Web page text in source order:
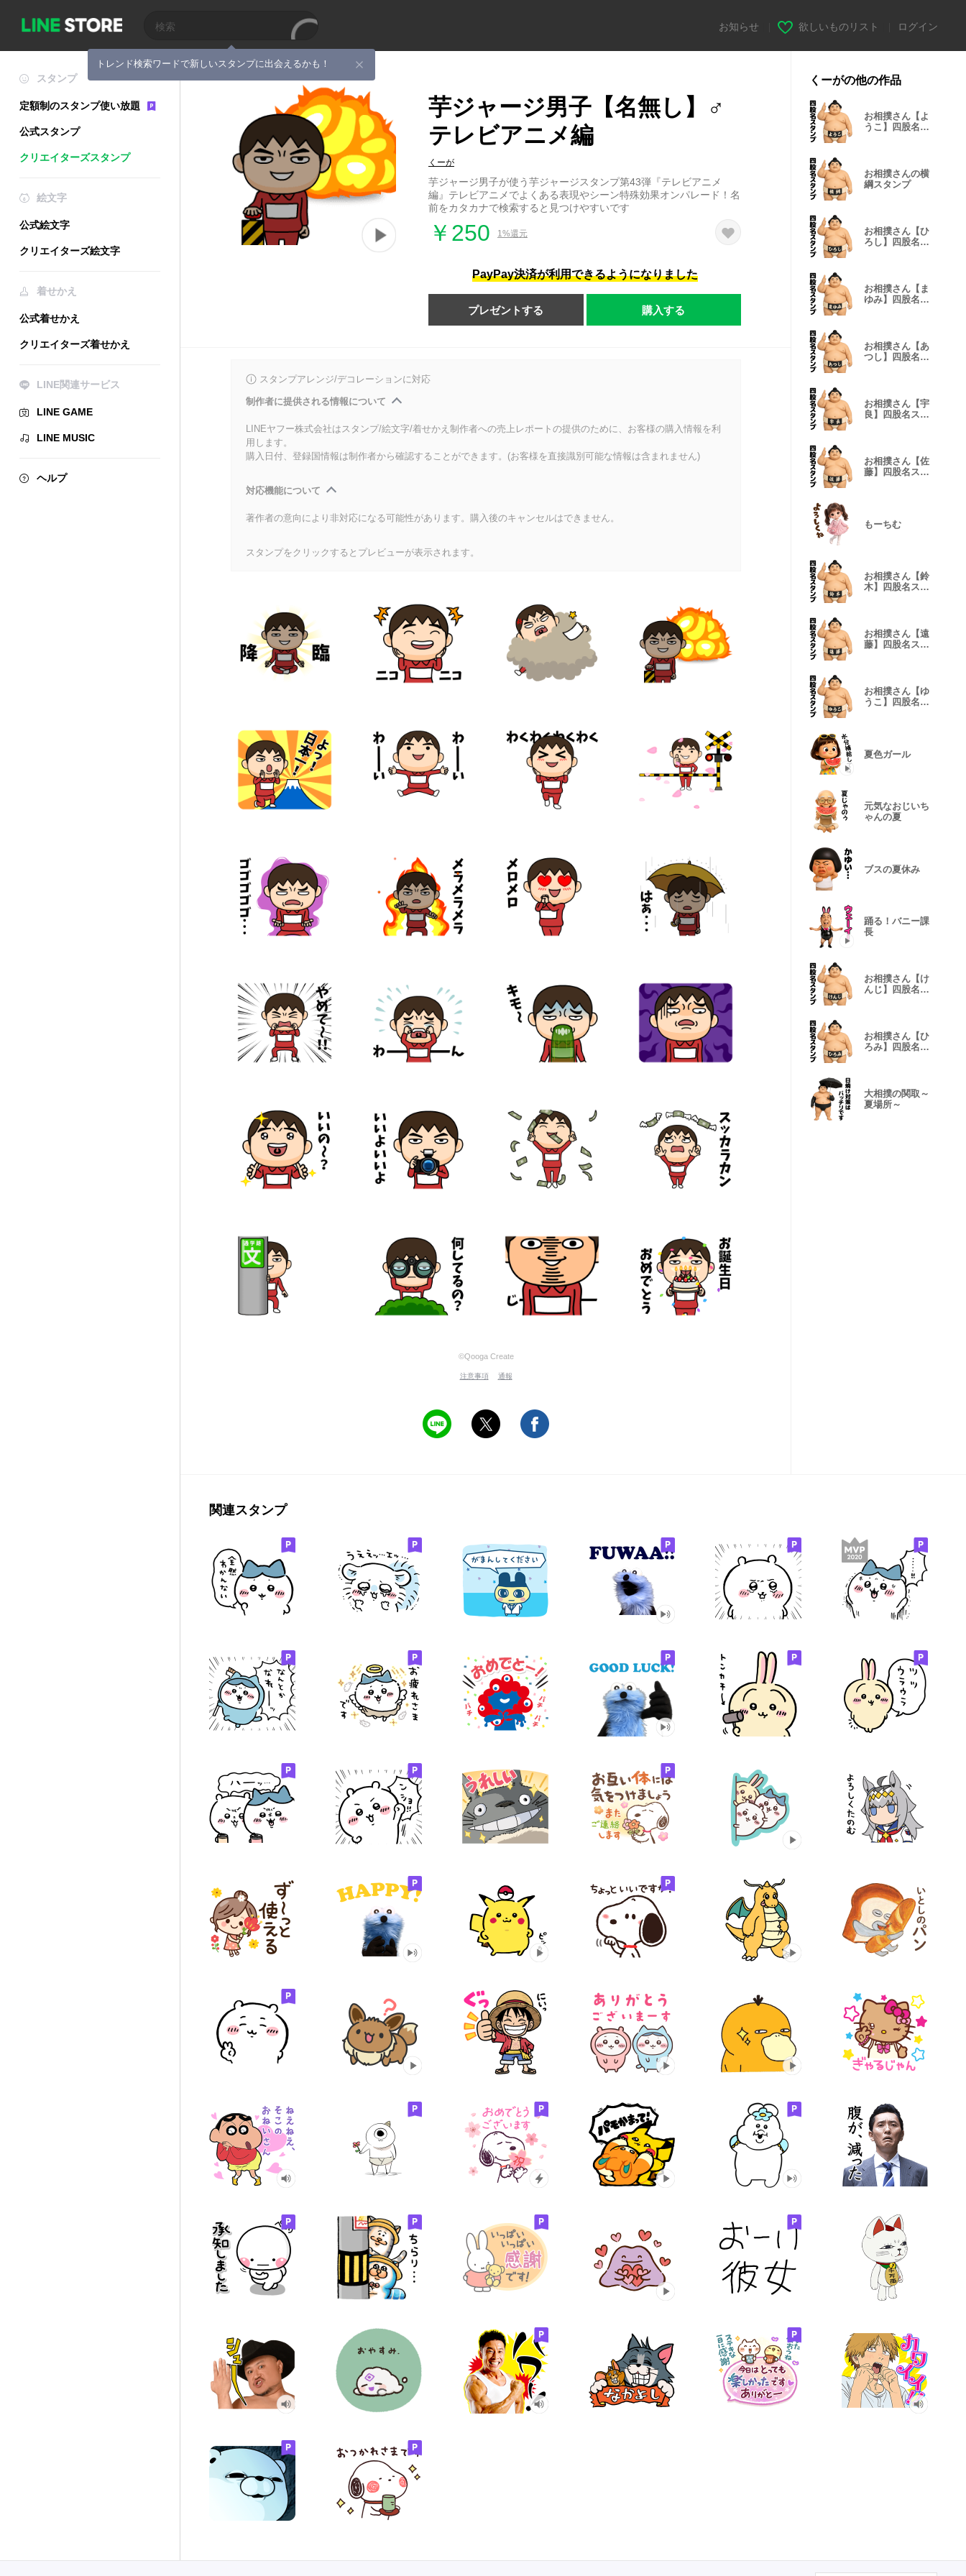
トレンド検索ワードで新しいスタンプに出会えるかも！
お知らせ 欲しいものリスト ログイン
スタンプ
定額制のスタンプ使い放題
公式スタンプ
クリエイターズスタンプ
絵文字
公式絵文字
クリエイターズ絵文字
着せかえ
公式着せかえ
クリエイターズ着せかえ
LINE関連サービス
LINE GAME
LINE MUSIC
ヘルプ
芋ジャージ男子【名無し】♂
テレビアニメ編
くーが
芋ジャージ男子が使う芋ジャージスタンプ第43弾『テレビアニメ
編』テレビアニメでよくある表現やシーン特殊効果オンパレード！名
前をカタカナで検索すると見つけやすいです
￥250 1%還元
PayPay決済が利用できるようになりました
プレゼントする 購入する
スタンプアレンジ/デコレーションに対応
制作者に提供される情報について
LINEヤフー株式会社はスタンプ/絵文字/着せかえ制作者への売上レポートの提供のために、お客様の購入情報を利
用します。
購入日付、登録国情報は制作者から確認することができます。(お客様を直接識別可能な情報は含まれません)
対応機能について
著作者の意向により非対応になる可能性があります。購入後のキャンセルはできません。
スタンプをクリックするとプレビューが表示されます。
©Qooga Create
注意事項 通報
くーがの他の作品
お相撲さん【よ
うこ】四股名ス
お相撲さんの横
綱スタンプ
お相撲さん【ひ
ろし】四股名ス
お相撲さん【ま
ゆみ】四股名ス
お相撲さん【あ
つし】四股名ス
お相撲さん【宇
良】四股名スタ
お相撲さん【佐
藤】四股名スタ
もーちむ
お相撲さん【鈴
木】四股名スタ
お相撲さん【遠
藤】四股名スタ
お相撲さん【ゆ
うこ】四股名ス
夏色ガール
元気なおじいち
ゃんの夏
ブスの夏休み
踊る！バニー課
長
お相撲さん【け
んじ】四股名ス
お相撲さん【ひ
ろみ】四股名ス
大相撲の関取～
夏場所～
関連スタンプ